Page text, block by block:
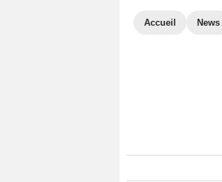
Accueil News